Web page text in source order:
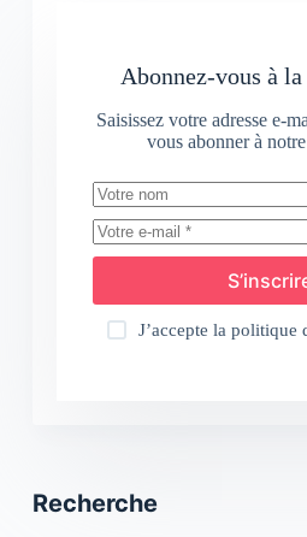
Abonnez-vous à
Saisissez votre adresse e-
vous abonner à
J’accepte la politique
Recherche